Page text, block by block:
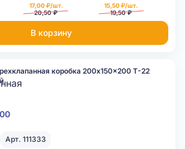
17,00 ₽/шт.
20,50 ₽
15,50 ₽/шт.
19,50 ₽
В корзину
коробка 200x150x200 Т-22
Арт. 111333